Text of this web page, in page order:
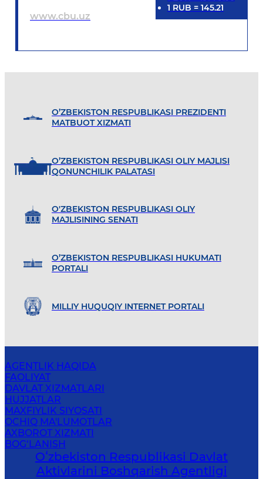
www.cbu.uz
1 RUB = 145.21
O’ZBEKISTON RESPUBLIKASI PREZIDENTI
MATBUOT XIZMATI
O’ZBEKISTON RESPUBLIKASI OLIY MAJLISI
QONUNCHILIK PALATASI
O'ZBEKISTON RESPUBLIKASI OLIY
MAJLISINING SENATI
O’ZBEKISTON RESPUBLIKASI HUKUMATI
PORTALI
MILLIY HUQUQIY INTERNET PORTALI
AGENTLIK HAQIDA
FAOLIYAT
DAVLAT XIZMATLARI
HUJJATLAR
MAXFIYLIK SIYOSATI
OCHIQ MA'LUMOTLAR
AXBOROT XIZMATI
BOG‘LANISH
Oʻzbekiston Respublikasi Davlat
Aktivlarini Boshqarish Agentligi